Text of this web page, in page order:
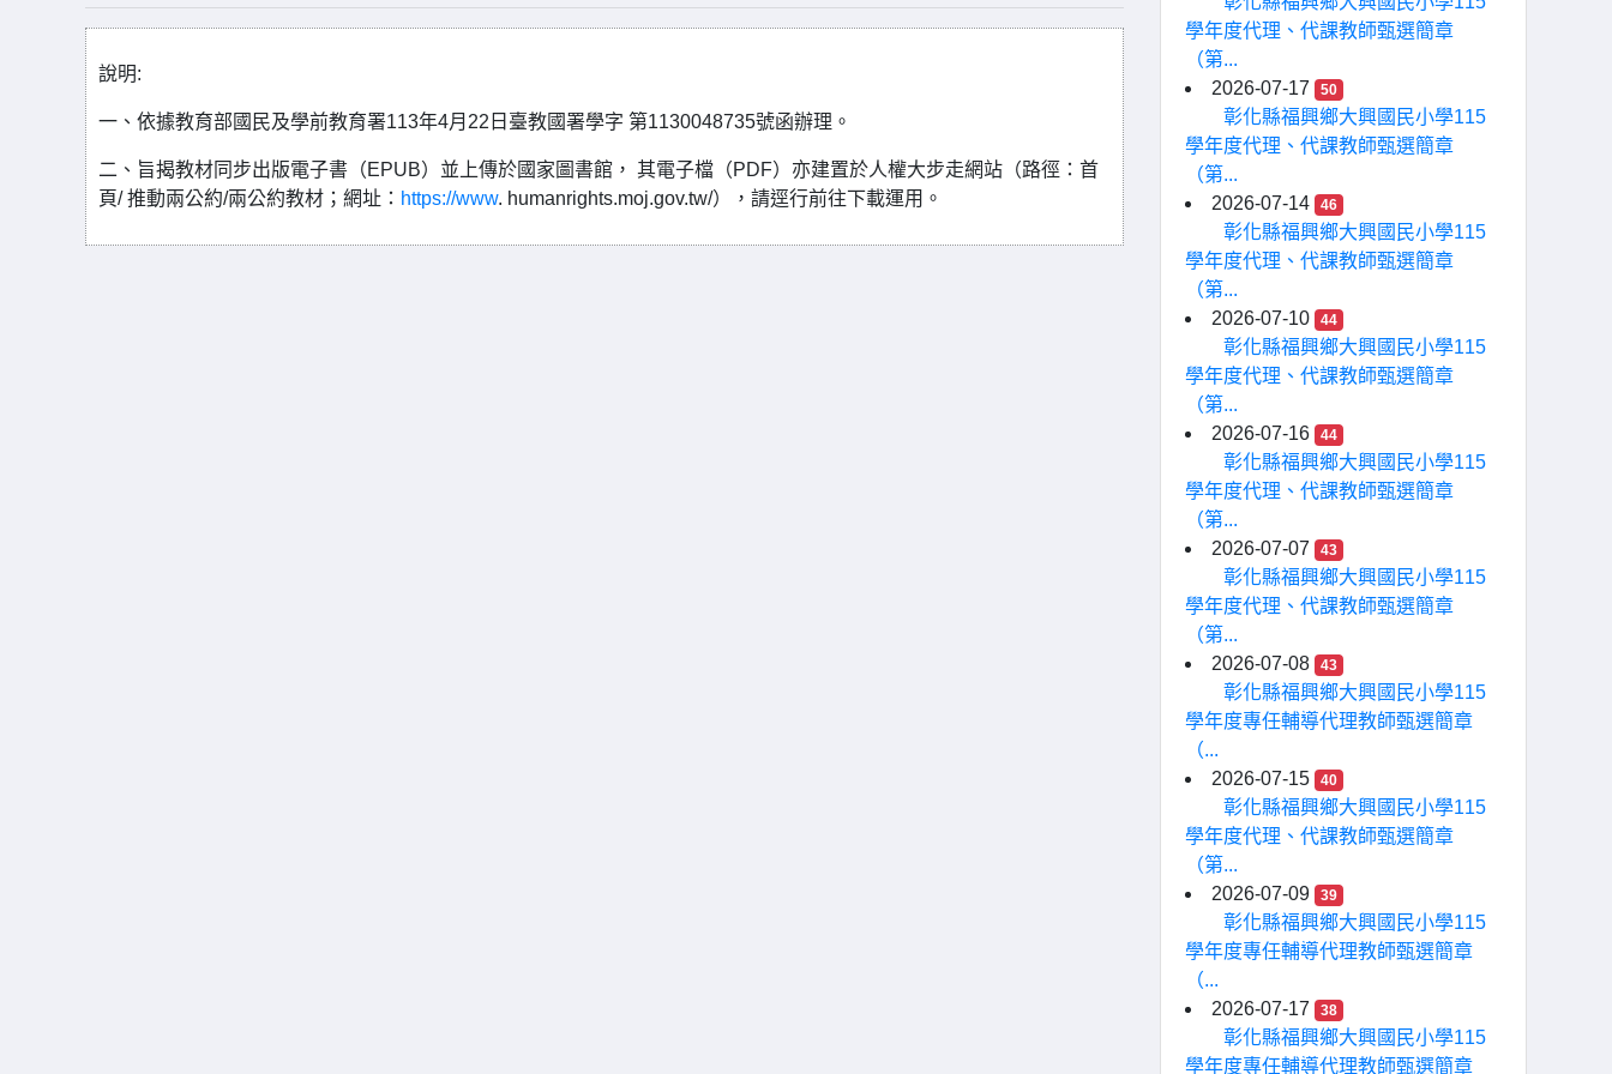
說明:
一、依據教育部國民及學前教育署113年4月22日臺教國署學字 第1130048735號函辦理。
二、旨揭教材同步出版電子書（EPUB）並上傳於國家圖書館， 其電子檔（PDF）亦建置於人權大步走網站（路徑：首
頁/ 推動兩公約/兩公約教材；網址： https://www. humanrights.moj.gov.tw/），請逕行前往下載運用。
學年度代理、代課教師甄選簡章
（第...
2026-07-17
50
彰化縣福興鄉大興國民小學115
學年度代理、代課教師甄選簡章
（第...
2026-07-14
46
彰化縣福興鄉大興國民小學115
學年度代理、代課教師甄選簡章
（第...
2026-07-10
44
彰化縣福興鄉大興國民小學115
學年度代理、代課教師甄選簡章
（第...
2026-07-16
44
彰化縣福興鄉大興國民小學115
學年度代理、代課教師甄選簡章
（第...
2026-07-07
43
彰化縣福興鄉大興國民小學115
學年度代理、代課教師甄選簡章
（第...
2026-07-08
43
彰化縣福興鄉大興國民小學115
學年度專任輔導代理教師甄選簡章
（...
2026-07-15
40
彰化縣福興鄉大興國民小學115
學年度代理、代課教師甄選簡章
（第...
2026-07-09
39
彰化縣福興鄉大興國民小學115
學年度專任輔導代理教師甄選簡章
（...
2026-07-17
38
彰化縣福興鄉大興國民小學115
學年度專任輔導代理教師甄選簡章